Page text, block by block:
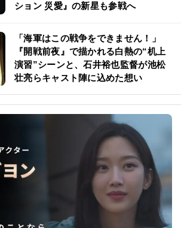
ション 災愛』の新星も参戦へ
「海軍はこの戦争をできません！」
『開戦前夜』で描かれる白熱の“机上
演習”シーンと、石井裕也監督が池松
壮亮らキャスト陣に込めた想い